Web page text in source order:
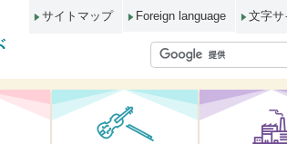
サイトマップ Foreign language 文字サ